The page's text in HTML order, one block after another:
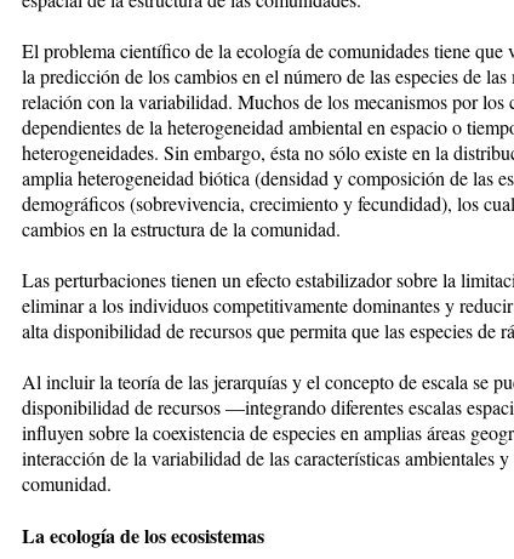
El problema científico de la ecología de comunidades tiene que
la predicción de los cambios en el número de las especies de
relación con la variabilidad. Muchos de los mecanismos por los
dependientes de la heterogeneidad ambiental en espacio o
heterogeneidades. Sin embargo, ésta no sólo existe en la
amplia heterogeneidad biótica (densidad y composición de las
demográficos (sobrevivencia, crecimiento y fecundidad), los
cambios en la estructura de la comunidad.
Las perturbaciones tienen un efecto estabilizador sobre la
eliminar a los individuos competitivamente dominantes y
alta disponibilidad de recursos que permita que las especies de
Al incluir la teoría de las jerarquías y el concepto de escala se
disponibilidad de recursos —integrando diferentes escalas
influyen sobre la coexistencia de especies en amplias áreas
interacción de la variabilidad de las características ambientales
comunidad.
La ecología de los ecosistemas